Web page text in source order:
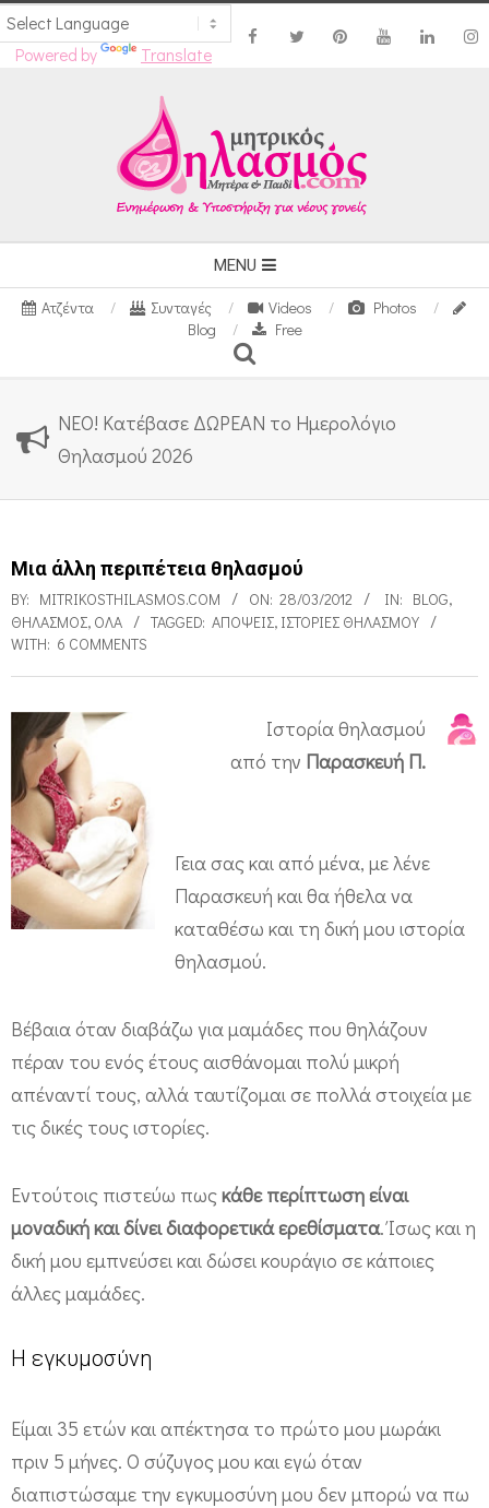
Powered by Translate
Navigation
Menu
MENU
Ατζέντα Συνταγές Videos
Photos
Blog
Free
Search
ΝΕΟ! Κατέβασε ΔΩΡΕΑΝ το Ημερολόγιο
Θηλασμού 2026
Μια άλλη περιπέτεια θηλασμού
BY: MITRIKOSTHILASMOS.COM ON: 28/03/2012 IN: BLOG,
ΘΗΛΑΣΜΌΣ, ΌΛΑ TAGGED: ΑΠΌΨΕΙΣ, ΙΣΤΟΡΊΕΣ ΘΗΛΑΣΜΟΎ
WITH: 6 COMMENTS
Μ
ι
α
ά
λ
ε
ρ
ι
π
τ
ε
ι
θ
λ
α
σ
Ιστορία θηλασμού
από την Παρασκευή Π.
Γεια σας και από μένα, με λένε
Παρασκευή και θα ήθελα να
καταθέσω και τη δική μου ιστορία
θηλασμού.
Βέβαια όταν διαβάζω για μαμάδες που θηλάζουν
πέραν του ενός έτους αισθάνομαι πολύ μικρή
απέναντί τους, αλλά ταυτίζομαι σε πολλά στοιχεία με
τις δικές τους ιστορίες.
Εντούτοις πιστεύω πωςκάθε περίπτωση είναι
μοναδική και δίνει διαφορετικά ερεθίσματα. Ίσως και η
δική μου εμπνεύσει και δώσει κουράγιο σε κάποιες
άλλες μαμάδες.
Η εγκυμοσύνη
Είμαι 35 ετών και απέκτησα το πρώτο μου μωράκι
πριν 5 μήνες. Ο σύζυγος μου και εγώ όταν
διαπιστώσαμε την εγκυμοσύνη μου δεν μπορώ να πω